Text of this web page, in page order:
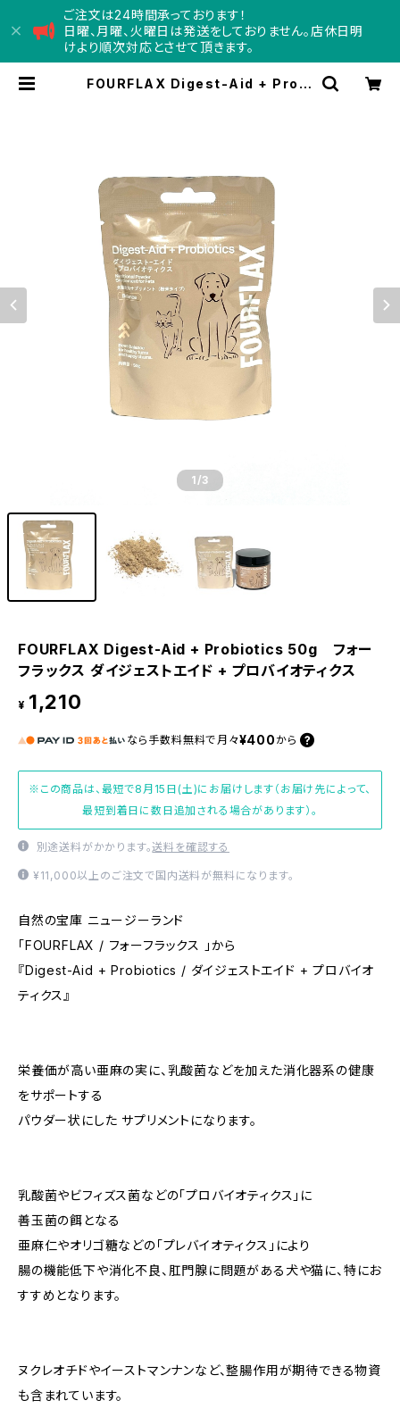
ご注文は24時間承っております！
日曜、月曜、火曜日は発送をしておりません。店休日明
けより順次対応とさせて頂きます。
FOURFLAX Digest-Aid + Probi
1 /3
FOURFLAX Digest-Aid + Probiotics 50g フォー
フラックス ダイジェストエイド + プロバイオティクス
¥ 1,210
なら 手数料無料で 月々¥400 から
※この商品は、最短で8月15日(土)にお届けします（お届け先によって、
最短到着日に数日追加される場合があります）。
別途送料がかかります。送料を確認する
¥11,000以上のご注文で国内送料が無料になります。
自然の宝庫 ニュージーランド
「FOURFLAX / フォーフラックス 」から
『Digest-Aid + Probiotics / ダイジェストエイド + プロバイオ
ティクス』
栄養価が高い亜麻の実に、乳酸菌などを加えた消化器系の健康
をサポートする
パウダー状にした サプリメントになります。
乳酸菌やビフィズス菌などの「プロバイオティクス」に
善玉菌の餌となる
亜麻仁やオリゴ糖などの「プレバイオティクス」により
腸の機能低下や消化不良、肛門腺に問題がある犬や猫に、特にお
すすめとなります。
ヌクレオチドやイーストマンナンなど、整腸作用が期待できる物資
も含まれています。